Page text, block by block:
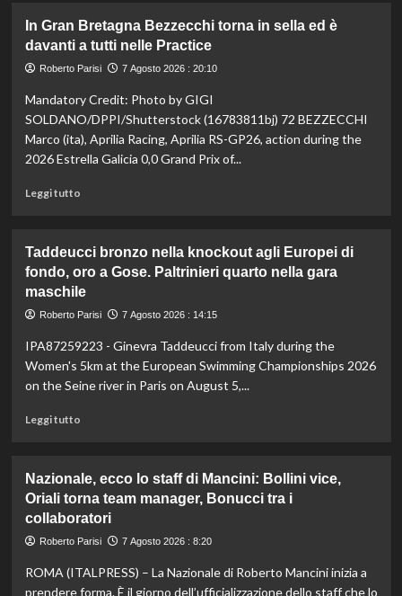
In Gran Bretagna Bezzecchi torna in sella ed è
davanti a tutti nelle Practice
Roberto Parisi 7 Agosto 2026 : 20:10
Mandatory Credit: Photo by GIGI
SOLDANO/DPPI/Shutterstock (16783811bj) 72 BEZZECCHI
Marco (ita), Aprilia Racing, Aprilia RS-GP26, action during the
2026 Estrella Galicia 0,0 Grand Prix of...
Leggi tuttoLeggi
In
Gran
Bretagna
Bezzecchi
in
sella
ed
Practice
Taddeucci bronzo nella knockout agli Europei di
fondo, oro a Gose. Paltrinieri quarto nella gara
maschile
Roberto Parisi 7 Agosto 2026 : 14:15
IPA87259223 - Ginevra Taddeucci from Italy during the
Women's 5km at the European Swimming Championships 2026
on the Seine river in Paris on August 5,...
Leggi tuttoLeggi
Taddeucci
bronzo
nella
knockout
Europei
di
Nazionale, ecco lo staff di Mancini: Bollini vice,
Oriali torna team manager, Bonucci tra i
collaboratori
Roberto Parisi 7 Agosto 2026 : 8:20
ROMA (ITALPRESS) – La Nazionale di Roberto Mancini inizia a
prendere forma. È il giorno dell’ufficializzazione dello staff che lo